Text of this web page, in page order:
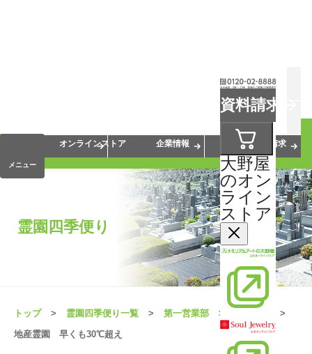
資料請求
大野屋
のオン
ライン
ストア
メニュー
会員サービス
オンラインストア
企業情報 資料請求
霊園四季便り
トップ 霊園四季便り一覧 第一営業部
地産霊園 早くも30℃超え